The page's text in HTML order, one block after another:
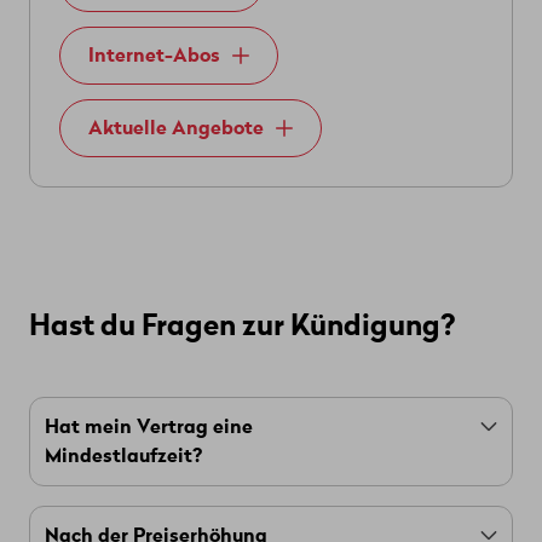
Internet-Abos
Aktuelle Angebote
Hast du Fragen zur Kündigung?
Hat mein Vertrag eine
Mindestlaufzeit?
Bei Wingo gibt es in der Regel keine
Mindestvertragsdauer. Allerdings sind einige
Nach der Preiserhöhung